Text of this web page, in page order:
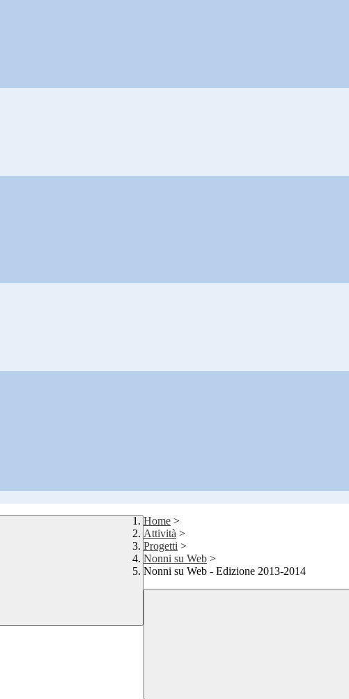
Home >
Attività >
Progetti >
Nonni su Web >
Nonni su Web - Edizione 2013-2014